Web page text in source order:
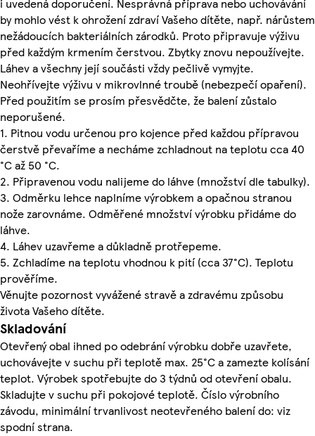
i uvedená doporučení. Nesprávná příprava nebo uchovávání
by mohlo vést k ohrožení zdraví Vašeho dítěte, např. nárůstem
nežádoucích bakteriálních zárodků. Proto připravuje výživu
před každým krmením čerstvou. Zbytky znovu nepoužívejte.
Láhev a všechny její součásti vždy pečlivě vymyjte.
Neohřívejte výživu v mikrovlnné troubě (nebezpečí opaření).
Před použitím se prosím přesvědčte, že balení zůstalo
neporušené.
1. Pitnou vodu určenou pro kojence před každou přípravou
čerstvě převaříme a necháme zchladnout na teplotu cca 40
°C až 50 °C.
2. Připravenou vodu nalijeme do láhve (množství dle tabulky).
3. Odměrku lehce naplníme výrobkem a opačnou stranou
nože zarovnáme. Odměřené množství výrobku přidáme do
láhve.
4. Láhev uzavřeme a důkladně protřepeme.
5. Zchladíme na teplotu vhodnou k pití (cca 37°C). Teplotu
prověříme.
Věnujte pozornost vyvážené stravě a zdravému způsobu
života Vašeho dítěte.
Skladování
Otevřený obal ihned po odebrání výrobku dobře uzavřete,
uchovávejte v suchu při teplotě max. 25°C a zamezte kolísání
teplot. Výrobek spotřebujte do 3 týdnů od otevření obalu.
Skladujte v suchu při pokojové teplotě. Číslo výrobního
závodu, minimální trvanlivost neotevřeného balení do: viz
spodní strana.